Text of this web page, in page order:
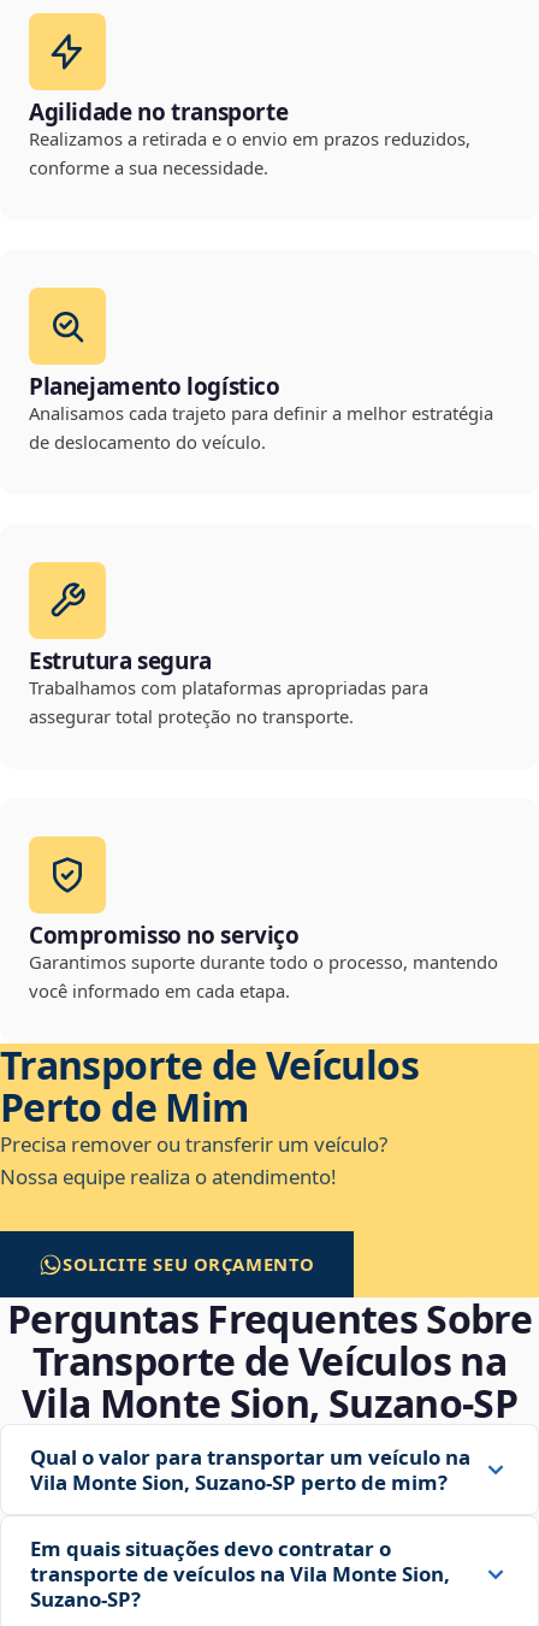
Agilidade no transporte
Realizamos a retirada e o envio em prazos reduzidos,
conforme a sua necessidade.
Planejamento logístico
Analisamos cada trajeto para definir a melhor estratégia
de deslocamento do veículo.
Estrutura segura
Trabalhamos com plataformas apropriadas para
assegurar total proteção no transporte.
Compromisso no serviço
Garantimos suporte durante todo o processo, mantendo
você informado em cada etapa.
Transporte de Veículos
Perto de Mim
Precisa remover ou transferir um veículo?
Nossa equipe realiza o atendimento!
SOLICITE SEU ORÇAMENTO
Perguntas Frequentes Sobre
Transporte de Veículos na
Vila Monte Sion, Suzano‑SP
Qual o valor para transportar um veículo na
Vila Monte Sion, Suzano‑SP perto de mim?
Em quais situações devo contratar o
transporte de veículos na Vila Monte Sion,
Suzano‑SP?